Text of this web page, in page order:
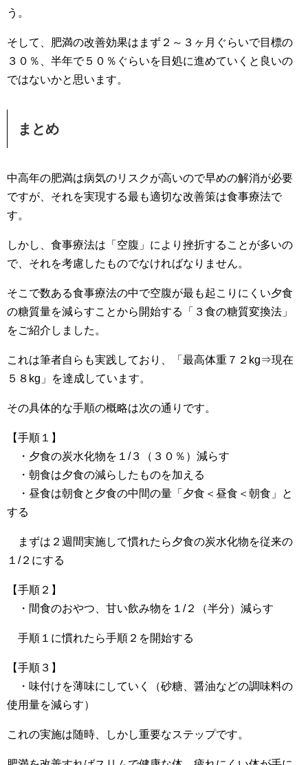
う。
そして、肥満の改善効果はまず２～３ヶ月ぐらいで目標の
３０％、半年で５０％ぐらいを目処に進めていくと良いの
ではないかと思います。
まとめ
中高年の肥満は病気のリスクが高いので早めの解消が必要
ですが、それを実現する最も適切な改善策は食事療法で
す。
しかし、食事療法は「空腹」により挫折することが多いの
で、それを考慮したものでなければなりません。
そこで数ある食事療法の中で空腹が最も起こりにくい夕食
の糖質量を減らすことから開始する「３食の糖質変換法」
をご紹介しました。
これは筆者自らも実践しており、「最高体重７２kg⇒現在
５８kg」を達成しています。
その具体的な手順の概略は次の通りです。
【手順１】
・夕食の炭水化物を１/３（３０％）減らす
・朝食は夕食の減らしたものを加える
・昼食は朝食と夕食の中間の量「夕食＜昼食＜朝食」と
する
まずは２週間実施して慣れたら夕食の炭水化物を従来の
１/２にする
【手順２】
・間食のおやつ、甘い飲み物を１/２（半分）減らす
手順１に慣れたら手順２を開始する
【手順３】
・味付けを薄味にしていく（砂糖、醤油などの調味料の
使用量を減らす）
これの実施は随時、しかし重要なステップです。